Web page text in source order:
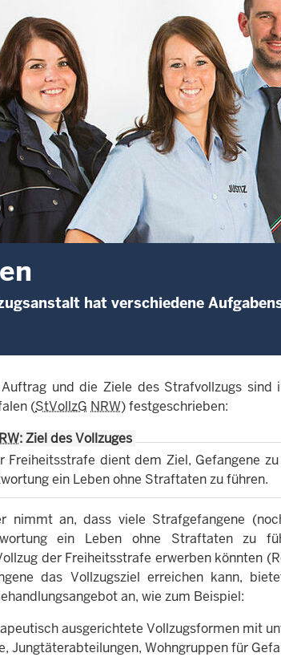
hat verschiedene
und die Ziele des Strafvollzugs sind
(StVollzG NRW) festgeschrieben:
: Ziel des Vollzuges
Freiheitsstrafe dient dem Ziel, Gefangene
ein Leben ohne Straftaten zu führen.
nimmt an, dass viele Strafgefangene
ein Leben ohne Straftaten zu
der Freiheitsstrafe erwerben könnten
das Vollzugsziel erreichen kann,
an, wie zum Beispiel:
ausgerichtete Vollzugsformen mit
Jungtäterabteilungen, Wohngruppen für